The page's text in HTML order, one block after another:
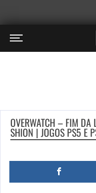
OVERWATCH – FIM DA
SHION | JOGOS PS5 E